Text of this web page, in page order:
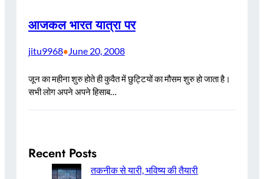
आजकल भारत यात्रा पर
jitu9968•June 20, 2008
जून का महीना शुरु होते ही कुवैत में छुट्टियों का मौसम शुरु हो जाता है।
सभी लोग अपने अपने हिसाब…
Recent Posts
तकनीक से यारी, भविष्य की तैयारी